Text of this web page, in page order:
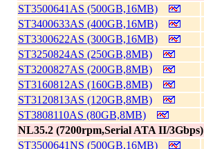
ST3500641AS (500GB,16MB)
ST3400633AS (400GB,16MB)
ST3300622AS (300GB,16MB)
ST3250824AS (250GB,8MB)
ST3200827AS (200GB,8MB)
ST3160812AS (160GB,8MB)
ST3120813AS (120GB,8MB)
ST3808110AS (80GB,8MB)
NL35.2 (7200rpm,Serial ATA II/3Gbps)
ST3500641NS (500GB,16MB)